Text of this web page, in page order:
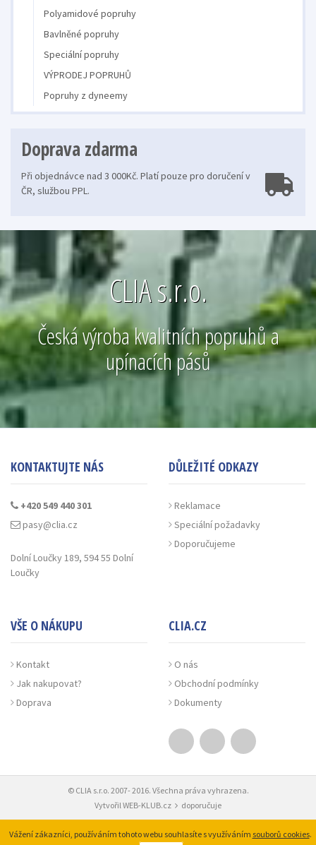
Polyamidové popruhy
Bavlněné popruhy
Speciální popruhy
VÝPRODEJ POPRUHŮ
Popruhy z dyneemy
Doprava zdarma
Při objednávce nad 3 000Kč. Platí pouze pro doručení v
ČR, službou PPL.
CLIA s.r.o.
Česká výroba kvalitních popruhů a
upínacích pásů
KONTAKTUJTE NÁS
+420 549 440 301
pasy@clia.cz
Dolní Loučky 189, 594 55 Dolní
Loučky
DŮLEŽITÉ ODKAZY
Reklamace
Speciální požadavky
Doporučujeme
VŠE O NÁKUPU
Kontakt
Jak nakupovat?
Doprava
CLIA.CZ
O nás
Obchodní podmínky
Dokumenty
© CLIA s.r.o. 2007- 2016. Všechna práva vyhrazena.
Vytvořil WEB-KLUB.cz doporučuje
Vážení zákazníci, používáním tohoto webu souhlasíte s využíváním souborů cookies.